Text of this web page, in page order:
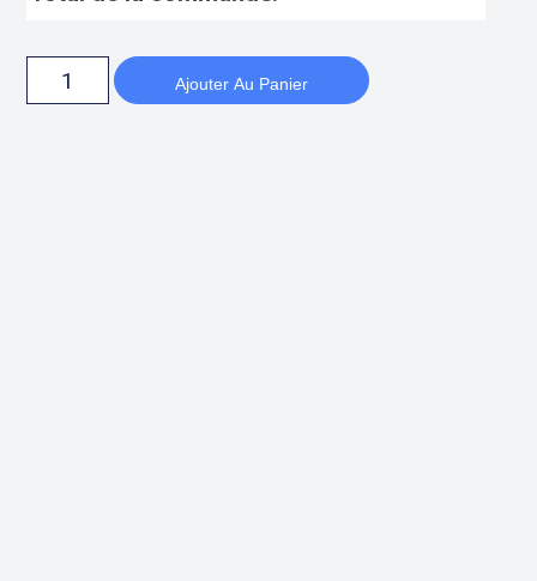
Ajouter Au Panier